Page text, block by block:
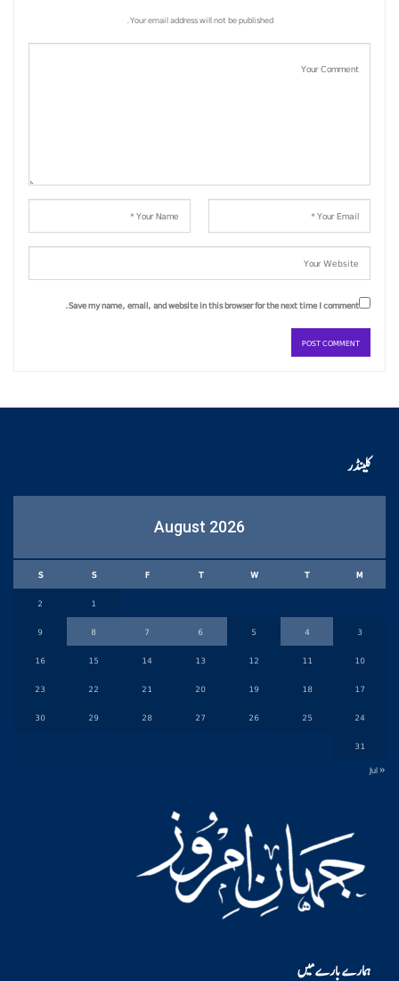
Your email address will not be published.
Save my name, email, and website in this browser for the next time I comment.
کلینڈر
August 2026
M
T
W
T
F
S
S
1
2
3
4
5
6
7
8
9
10
11
12
13
14
15
16
17
18
19
20
21
22
23
24
25
26
27
28
29
30
31
« Jul
ہمارے بارے میں